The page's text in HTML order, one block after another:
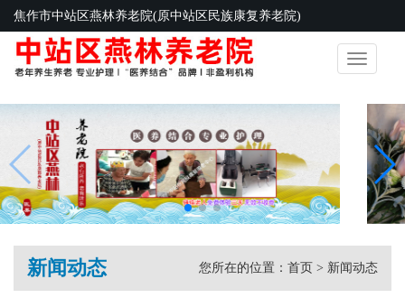
焦作市中站区燕林养老院(原中站区民族康复养老院)
Toggle
新闻动态 您所在的位置： 首页 > 新闻动态